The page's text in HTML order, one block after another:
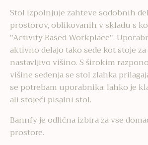
Stol izpolnjuje zahteve sodobnih
prostorov, oblikovanih v skladu s
"Activity Based Workplace".
aktivno delajo tako sede kot stoje
nastavljivo višino. S širokim
višine sedenja se stol zlahka
se potrebam uporabnika: lahko je
ali stoječi pisalni stol.
Bannfy je odlična izbira za vse
prostore.